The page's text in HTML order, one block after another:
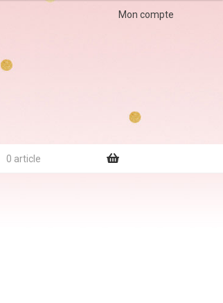
Mon compte
0 article